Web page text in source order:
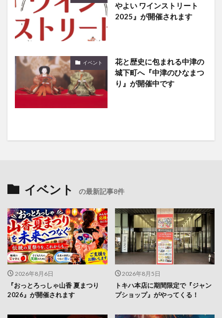
やよい ワインストリート
2025』が開催されます
イベント
花と歴史に包まれる中津の
城下町へ『中津のひなまつ
り』が開催中です
イベント の最新記事8件
2026年8月6日
『おっとろっしゃ山香 夏まつり
2026』が開催されます
2026年8月5日
トキハ本店に期間限定で『ジャン
プショップ』がやってくる！